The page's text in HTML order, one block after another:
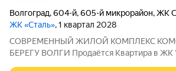
Волгоград,604-й,605-й микрорайон,ЖК
ЖК «Сталь», 1 квартал 2028
COBPЕМЕНHЫЙ ЖИЛОЙ КОМПЛЕКС
БEРЕГУ ВОЛГИ Продaётся Квартирa в